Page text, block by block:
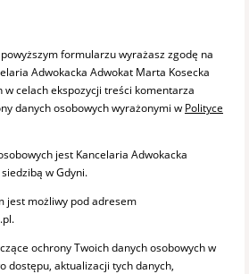
formularzu wyrażasz zgodę na
Adwokacka Adwokat Marta Kosecka
w celach ekspozycji treści komentarza
danych osobowych wyrażonymi w Polityce
jest Kancelaria Adwokacka
w Gdyni.
jest możliwy pod adresem
ochrony Twoich danych osobowych w
dostępu, aktualizacji tych danych,